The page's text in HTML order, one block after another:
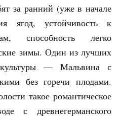
за ранний (уже в начале
ягод, устойчивость к
способность легко
зимы. Один из лучших
— Мальвина с
без горечи плодами.
такое романтическое
с древнегерманского